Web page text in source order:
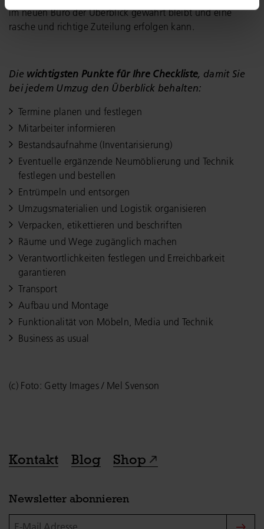
im neuen Büro der Überblick gewahrt bleibt und eine
rasche und richtige Zuteilung erfolgen kann.
Die wichtigsten Punkte für Ihre Checkliste, damit Sie
bei jedem Umzug den Überblick behalten:
Termine planen und festlegen
Mitarbeiter informieren
Bestandsaufnahme (Inventarisierung)
Eventuelle ergänzende Neumöblierung und Technik
festlegen und bestellen
Entrümpeln und entsorgen
Umzugsmaterialien und Logistik organisieren
Verpacken, etikettieren und beschriften
Räume und Wege zugänglich machen
Verantwortlichkeiten festlegen und Erreichbarkeit
garantieren
Transport
Aufbau und Montage
Funktionalität von Möbeln, Media und Technik
Business as usual
(c) Foto: Getty Images / Mel Svenson
Kontakt Blog Shop
Newsletter abonnieren
E-Mail Adresse